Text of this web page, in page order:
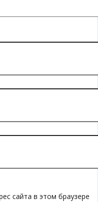
сайта в этом браузере